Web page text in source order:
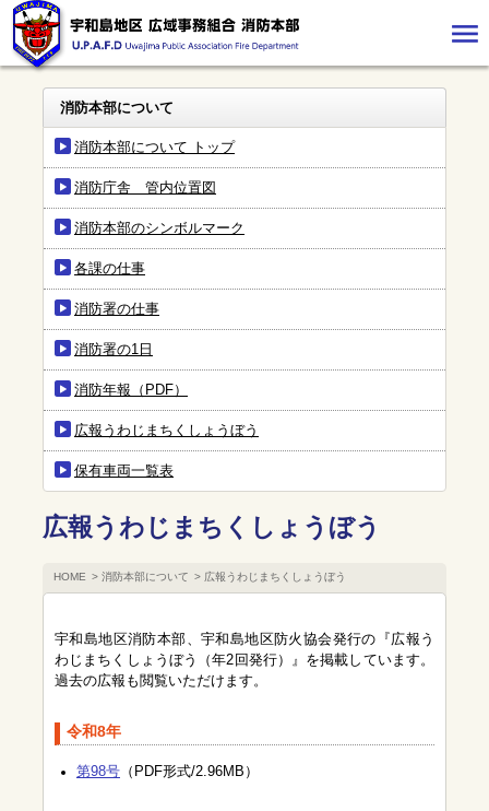
広報うわじまちくしょうぼう
HOME 消防本部について 広報うわじまちくしょうぼう
宇和島地区消防本部、宇和島地区防火協会発行の『広報う
わじまちくしょうぼう（年2回発行）』を掲載しています。
過去の広報も閲覧いただけます。
令和8年
第98号 （PDF形式/2.96MB）
消防本部について
消防本部について トップ
消防庁舎 管内位置図
消防本部のシンボルマーク
各課の仕事
消防署の仕事
消防署の1日
消防年報（PDF）
広報うわじまちくしょうぼう
保有車両一覧表